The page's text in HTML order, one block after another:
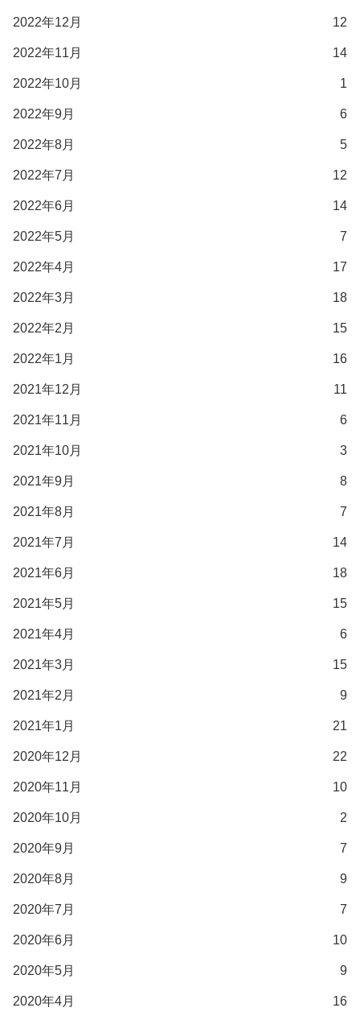
2022年12月 12
2022年11月 14
2022年10月 1
2022年9月 6
2022年8月 5
2022年7月 12
2022年6月 14
2022年5月 7
2022年4月 17
2022年3月 18
2022年2月 15
2022年1月 16
2021年12月 11
2021年11月 6
2021年10月 3
2021年9月 8
2021年8月 7
2021年7月 14
2021年6月 18
2021年5月 15
2021年4月 6
2021年3月 15
2021年2月 9
2021年1月 21
2020年12月 22
2020年11月 10
2020年10月 2
2020年9月 7
2020年8月 9
2020年7月 7
2020年6月 10
2020年5月 9
2020年4月 16